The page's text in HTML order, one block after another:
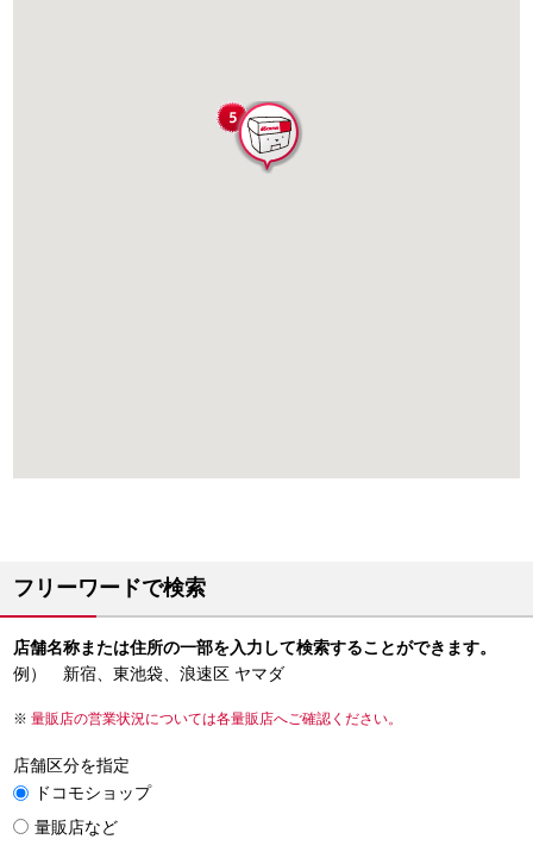
フリーワードで検索
店舗名称または住所の一部を入力して検索することができます。
例） 新宿、東池袋、浪速区 ヤマダ
量販店の営業状況については各量販店へご確認ください。
店舗区分を指定
ドコモショップ
量販店など